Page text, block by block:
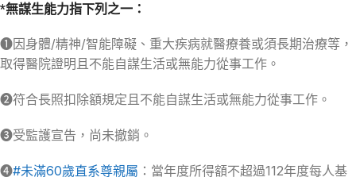
*無謀生能力指下列之一：
➊因身體/精神/智能障礙、重大疾病就醫療養或須長期治療等，
取得醫院證明且不能自謀生活或無能力從事工作。
➋符合長照扣除額規定且不能自謀生活或無能力從事工作。
➌受監護宣告，尚未撤銷。
➍#未滿60歲直系尊親屬 ：當年度所得額不超過112年度每人基